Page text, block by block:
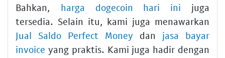
Bahkan, harga dogecoin hari ini juga
tersedia. Selain itu, kami juga menawarkan
Jual Saldo Perfect Money dan jasa bayar
invoice yang praktis. Kami juga hadir dengan